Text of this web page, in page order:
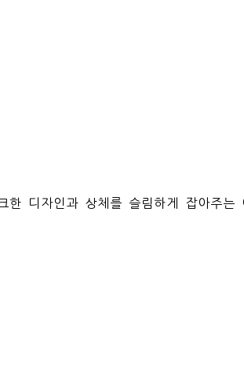
디자인과 상체를 슬림하게 잡아주는